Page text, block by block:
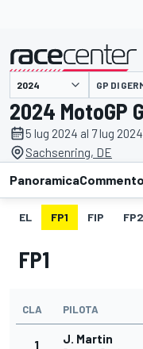
presentato da GP DI
2024 MotoGP
5 lug 2024 al 7 lug 2024
Sachsenring, DE
Panoramica
EL FP1 FIP FP2
FP1
CLA PILOTA
1 J. Martin